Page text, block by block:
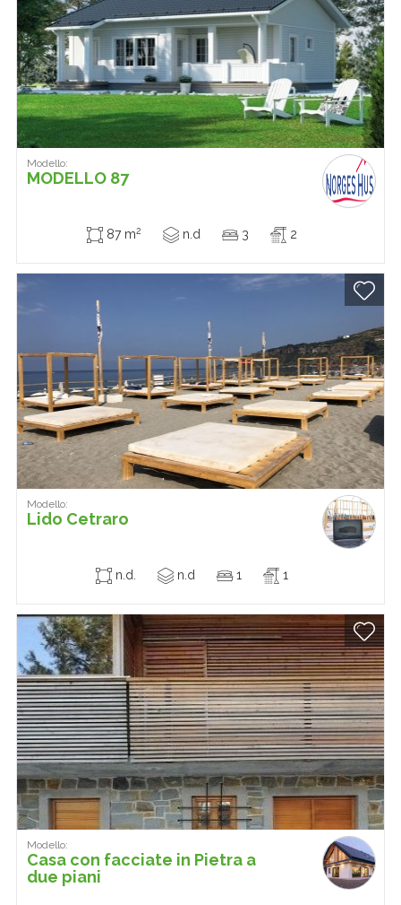
Modello:
MODELLO 87
87 m2 n.d 3 2
Modello:
Lido Cetraro
n.d. n.d 1 1
Modello:
Casa con facciate in Pietra a
due piani